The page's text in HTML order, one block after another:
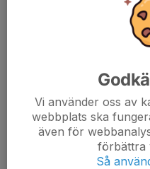
Vi använder oss av
webbplats ska
även för
förbättra
Så